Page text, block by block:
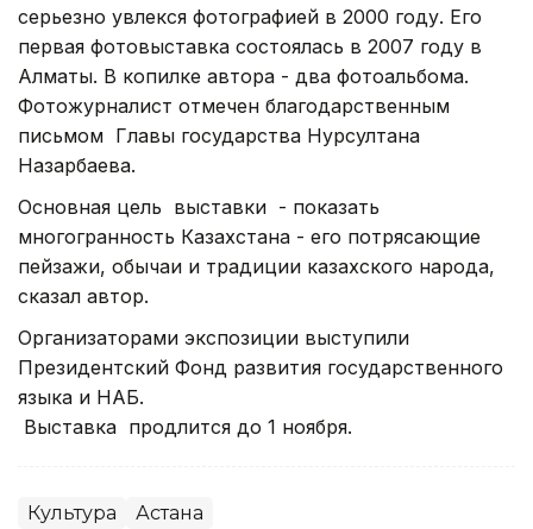
серьезно увлекся фотографией в 2000 году. Его
первая фотовыставка состоялась в 2007 году в
Алматы. В копилке автора - два фотоальбома.
Фотожурналист отмечен благодарственным
письмом Главы государства Нурсултана
Назарбаева.
Основная цель выставки - показать
многогранность Казахстана - его потрясающие
пейзажи, обычаи и традиции казахского народа,
сказал автор.
Организаторами экспозиции выступили
Президентский Фонд развития государственного
языка и НАБ.
Выставка продлится до 1 ноября.
Культура Астана